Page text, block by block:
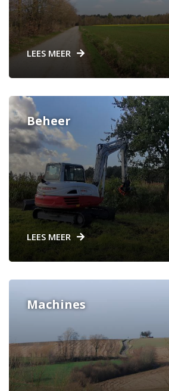
LEES MEER
Beheer
LEES MEER
Machines